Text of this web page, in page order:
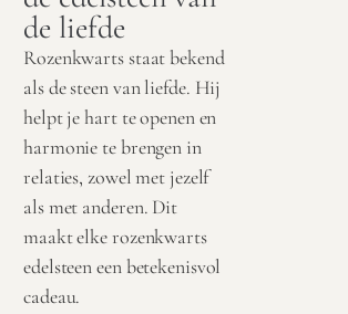
de liefde
Rozenkwarts staat bekend
als de steen van liefde. Hij
helpt je hart te openen en
harmonie te brengen in
relaties, zowel met jezelf
als met anderen. Dit
maakt elke rozenkwarts
edelsteen een betekenisvol
cadeau.